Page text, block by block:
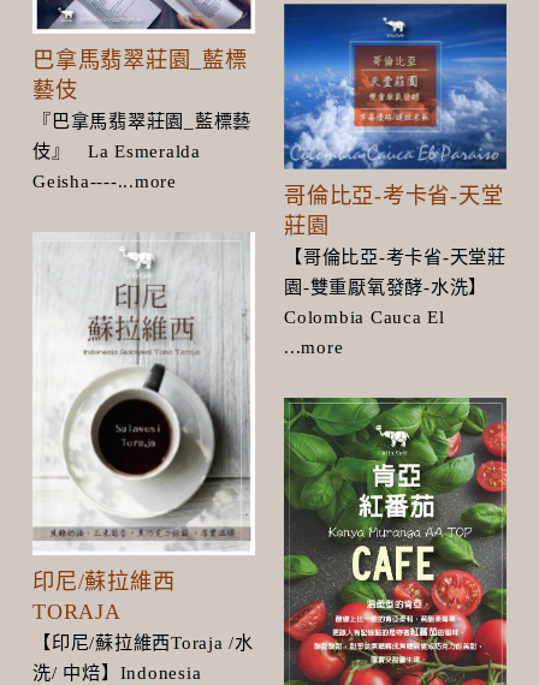
巴拿馬翡翠莊園_藍標
藝伎
『巴拿馬翡翠莊園_藍標藝
伎』 La Esmeralda
Geisha----...more
印尼/蘇拉維西
TORAJA
【印尼/蘇拉維西Toraja /水
洗/ 中焙】Indonesia
哥倫比亞-考卡省-天堂
莊園
【哥倫比亞-考卡省-天堂莊
園-雙重厭氧發酵-水洗】
Colombia Cauca El
...more